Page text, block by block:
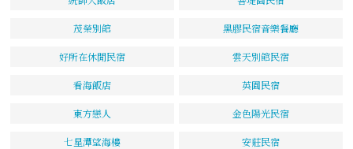
茂榮別館 黑膠民宿音樂餐廳
好所在休閒民宿 雲天別館民宿
看海飯店 英園民宿
東方戀人 金色陽光民宿
七星潭望海樓 安莊民宿